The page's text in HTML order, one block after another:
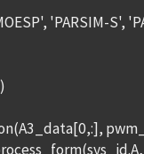
'PARSIM-S',